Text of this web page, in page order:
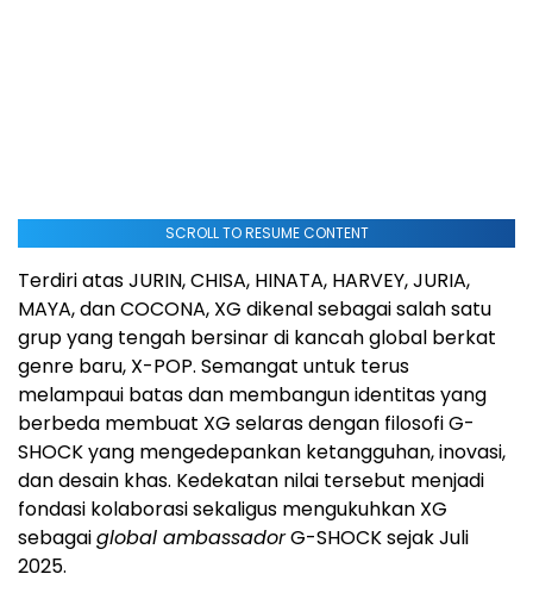
SCROLL TO RESUME CONTENT
Terdiri atas JURIN, CHISA, HINATA, HARVEY, JURIA,
MAYA, dan COCONA, XG dikenal sebagai salah satu
grup yang tengah bersinar di kancah global berkat
genre baru, X-POP. Semangat untuk terus
melampaui batas dan membangun identitas yang
berbeda membuat XG selaras dengan filosofi G-
SHOCK yang mengedepankan ketangguhan, inovasi,
dan desain khas. Kedekatan nilai tersebut menjadi
fondasi kolaborasi sekaligus mengukuhkan XG
sebagaiglobal ambassadorG-SHOCK sejak Juli
2025.